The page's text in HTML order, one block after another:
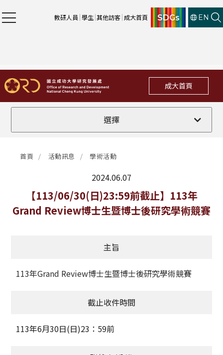
教研人員 學生 其他訪客 成大首頁 SDGs EN
成大首頁
選擇
全部
法規修訂
補助獎項
其他
活動花絮
首頁 活動訊息 學術活動
2024.06.07
最新消息
【113/06/30(日)23:59前截止】113年
Grand Review博士生暨博士後研究學術競賽
主旨
113年Grand Review博士生暨博士後研究學術競賽
截止收件時間
113年6月30日(日)23：59前